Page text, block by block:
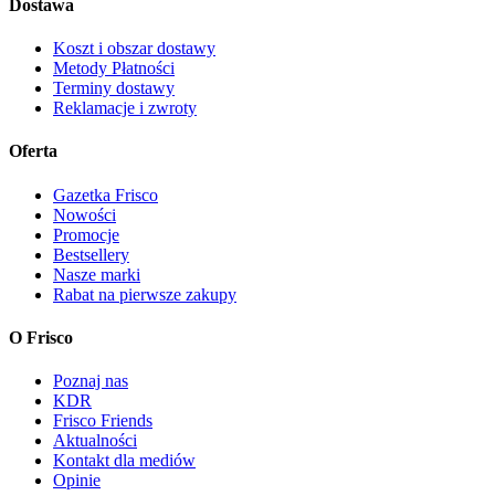
Dostawa
Koszt i obszar dostawy
Metody Płatności
Terminy dostawy
Reklamacje i zwroty
Oferta
Gazetka Frisco
Nowości
Promocje
Bestsellery
Nasze marki
Rabat na pierwsze zakupy
O Frisco
Poznaj nas
KDR
Frisco Friends
Aktualności
Kontakt dla mediów
Opinie